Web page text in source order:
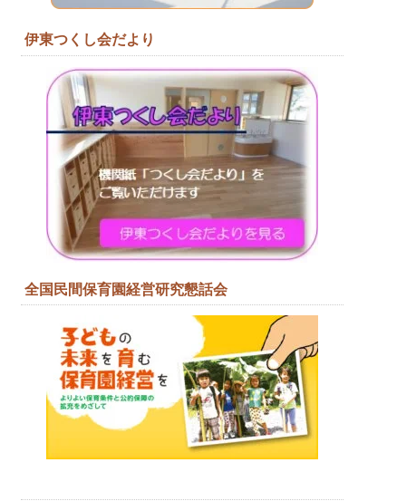
伊東つくし会だより
全国民間保育園経営研究懇話会